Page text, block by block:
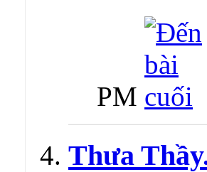
PM
Thưa